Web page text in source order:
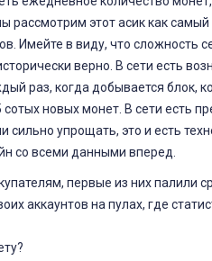
рассмотрим этот асик как
Имейте в виду, что сложность
верно. В сети есть
раз, когда добывается блок,
новых монет. В сети есть
упрощать, это и есть
со всеми данными вперед.
первые из них палили
аккаунтов на пулах, где